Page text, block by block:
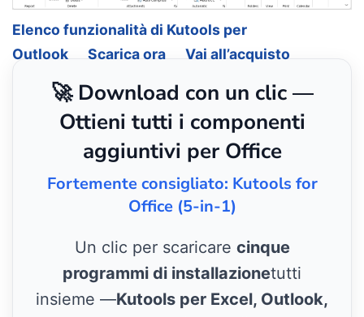
Elenco funzionalità di Kutools per
Outlook
Scarica ora Vai all’acquisto
🚀 Download con un clic —
Ottieni tutti i componenti
aggiuntivi per Office
Fortemente consigliato: Kutools for
Office (5-in-1)
Un clic per scaricare cinque
programmi di installazionetutti
insieme —Kutools per Excel, Outlook,